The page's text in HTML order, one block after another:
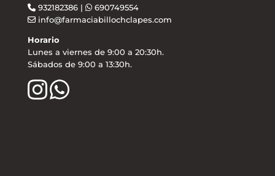
932182386 |
690749554
info@farmaciabillochclapes.com
Horario
Lunes a viernes de 9:00 a 20:30h.
Sábados de 9:00 a 13:30h.